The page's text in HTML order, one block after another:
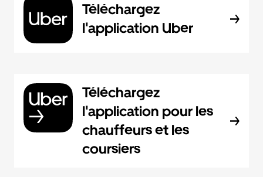
Téléchargez
l'application Uber
Téléchargez
l'application pour les
chauffeurs et les
coursiers